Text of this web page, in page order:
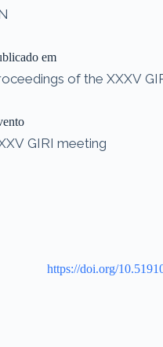
https://doi.org/
em
of the XXXV
GIRI meeting